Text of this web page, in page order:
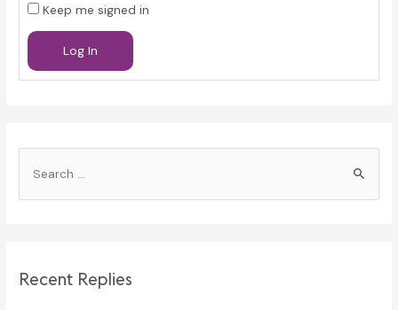
Keep me signed in
Log In
h
Recent Replies